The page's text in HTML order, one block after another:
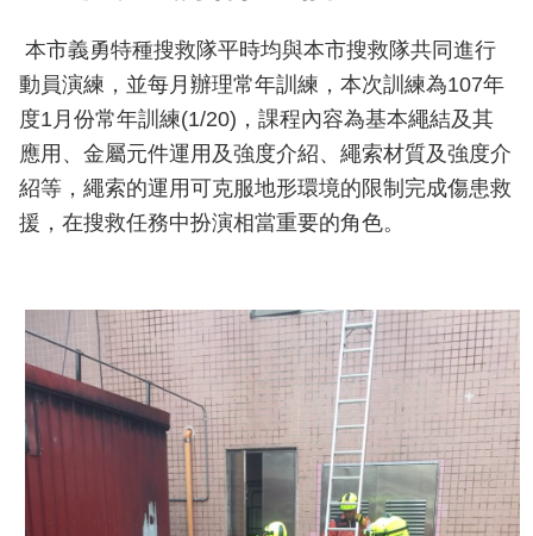
務
機
關
簡
介
教
育
下
載
專
本市義勇特種搜救隊平時均與本市搜救隊共同進行
動員演練，並每月辦理常年訓練，本次訓練為107年
度1月份常年訓練(1/20)，課程內容為基本繩結及其
應用、金屬元件運用及強度介紹、繩索材質及強度介
紹等，繩索的運用可克服地形環境的限制完成傷患救
援，在搜救任務中扮演相當重要的角色。